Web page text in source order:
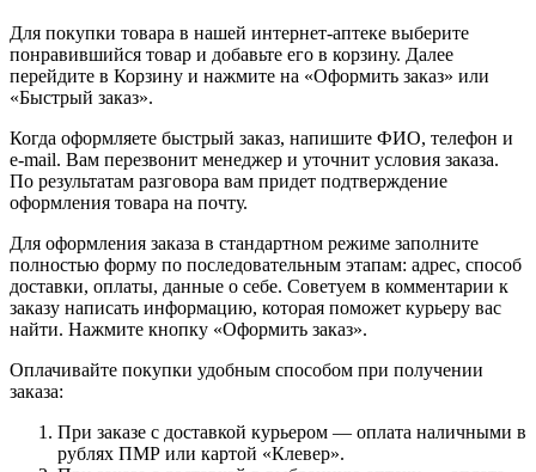
Для покупки товара в нашей интернет-аптеке выберите
понравившийся товар и добавьте его в корзину. Далее
перейдите в Корзину и нажмите на «Оформить заказ» или
«Быстрый заказ».
Когда оформляете быстрый заказ, напишите ФИО, телефон и
e-mail. Вам перезвонит менеджер и уточнит условия заказа.
По результатам разговора вам придет подтверждение
оформления товара на почту.
Для оформления заказа в стандартном режиме заполните
полностью форму по последовательным этапам: адрес, способ
доставки, оплаты, данные о себе. Советуем в комментарии к
заказу написать информацию, которая поможет курьеру вас
найти. Нажмите кнопку «Оформить заказ».
Оплачивайте покупки удобным способом при получении
заказа:
При заказе с доставкой курьером — оплата наличными в
рублях ПМР или картой «Клевер».